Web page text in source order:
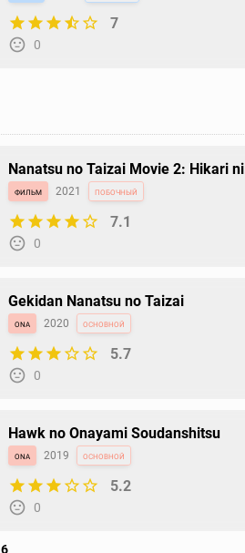
7
0
Nanatsu no Taizai Movie 2: Hikari ni
Norowareshi Mono-tachi
фильм 2021 побочный
7.1
0
Gekidan Nanatsu no Taizai
ona 2020 основной
5.7
0
Hawk no Onayami Soudanshitsu
ona 2019 основной
5.2
0
6